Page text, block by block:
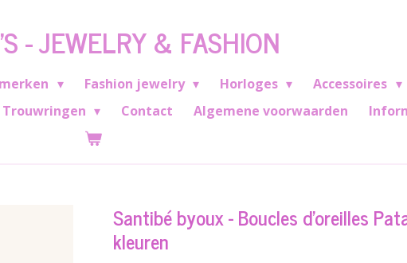
- JEWELRY & FASHION
Fashion jewelry Horloges Accessoires
Trouwringen Contact Algemene voorwaarden
Santibé byoux - Boucles d'oreilles
kleuren